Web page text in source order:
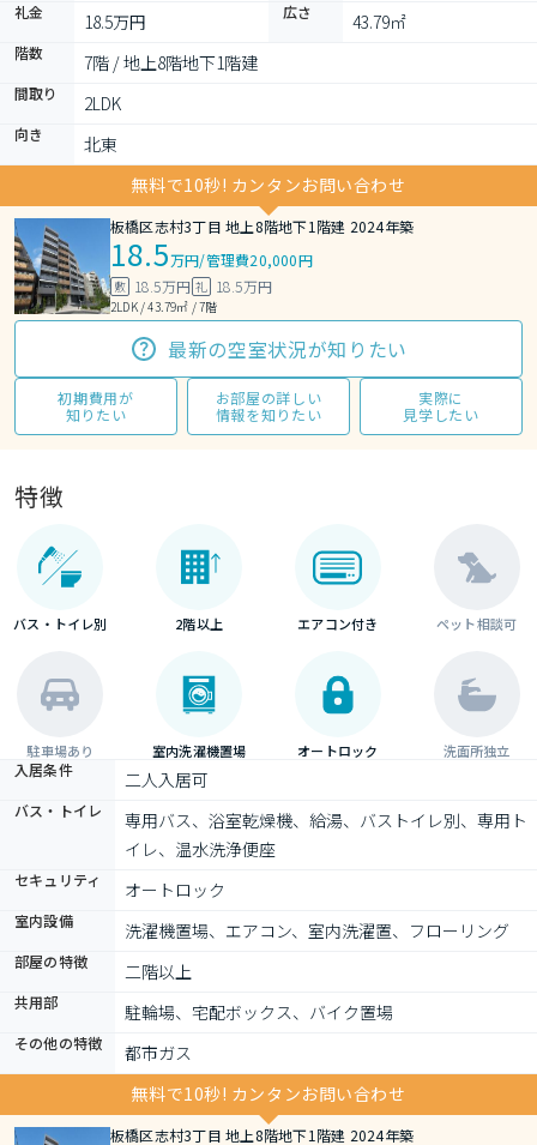
礼金 18.5万円 広さ 43.79㎡
階数 7階 / 地上8階地下1階建
間取り 2LDK
向き
北東
無料で10秒! カンタンお問い合わせ
板橋区志村3丁目 地上8階地下1階建 2024年築
18.5万円/管理費20,000円
敷 18.5万円 礼 18.5万円
2LDK / 43.79㎡ / 7階
最新の空室状況が知りたい
初期費用が
知りたい
お部屋の詳しい
情報を知りたい
実際に
見学したい
特徴
バス・トイレ別 2階以上 エアコン付き ペット相談可
駐車場あり 室内洗濯機置場 オートロック 洗面所独立
入居条件 二人入居可
バス・トイレ
専用バス、浴室乾燥機、給湯、バストイレ別、専用ト
イレ、温水洗浄便座
セキュリティ オートロック
室内設備 洗濯機置場、エアコン、室内洗濯置、フローリング
部屋の特徴 二階以上
共用部 駐輪場、宅配ボックス、バイク置場
その他の特徴
都市ガス
無料で10秒! カンタンお問い合わせ
板橋区志村3丁目 地上8階地下1階建 2024年築